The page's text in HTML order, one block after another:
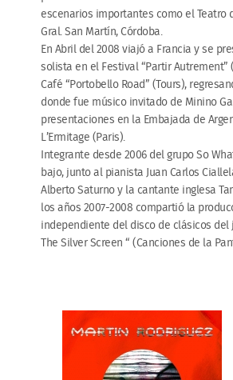
escenarios importantes como el Teatro
Gral. San Martín, Córdoba.
En Abril del 2008 viajó a Francia y se
solista en el Festival “Partir Autrement”
Café “Portobello Road” (Tours),
donde fue músico invitado de Minino
presentaciones en la Embajada de
L’Ermitage (Paris).
Integrante desde 2006 del grupo So
bajo, junto al pianista Juan Carlos
Alberto Saturno y la cantante inglesa
los años 2007-2008 compartió la
independiente del disco de clásicos del
The Silver Screen “ (Canciones de la